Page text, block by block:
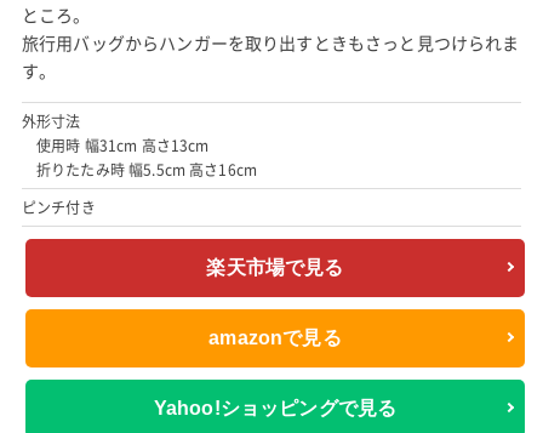
ところ。
旅行用バッグからハンガーを取り出すときもさっと見つけられま
す。
外形寸法
使用時 幅31cm 高さ13cm
折りたたみ時 幅5.5cm 高さ16cm
ピンチ付き
楽天市場で見る
amazonで見る
Yahoo!ショッピングで見る